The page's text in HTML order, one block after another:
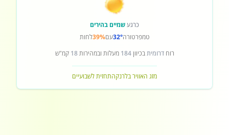
כרגעשמיים בהירים
טמפרטורה32°עם39%לחות
רוחדרומיתבכיוון184 מעלות ובמהירות18 קמ"ש
מזג האוויר בלרנקהתחזית לשבועיים